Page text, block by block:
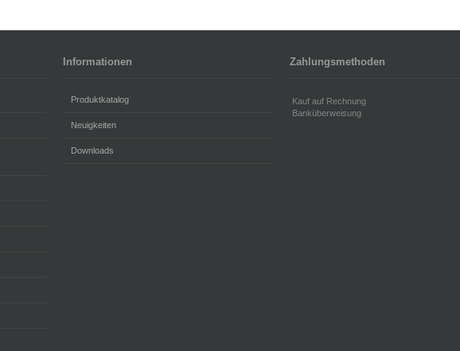
Informationen
Produktkatalog
Neuigkeiten
Downloads
Zahlungsmethoden
Kauf auf Rechnung
Banküberweisung